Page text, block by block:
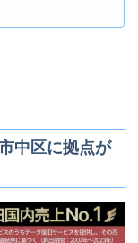
中区に拠点が